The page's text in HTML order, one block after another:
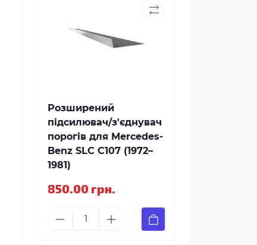
Розширений
підсилювач/з'єднувач
порогів для Mercedes-
Benz SLC C107 (1972–
1981)
850.00 грн.